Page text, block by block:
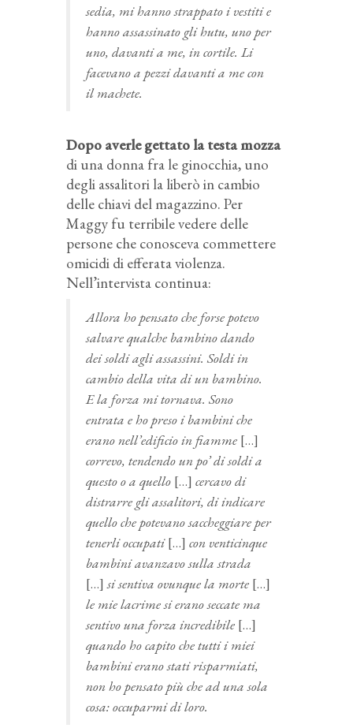
sedia, mi hanno strappato i vestiti e
hanno assassinato gli hutu, uno per
uno, davanti a me, in cortile. Li
facevano a pezzi davanti a me con
il machete.
Dopo averle gettato la testa mozza
di una donna fra le ginocchia, uno
degli assalitori la liberò in cambio
delle chiavi del magazzino. Per
Maggy fu terribile vedere delle
persone che conosceva commettere
omicidi di efferata violenza.
Nell’intervista continua:
Allora ho pensato che forse potevo
salvare qualche bambino dando
dei soldi agli assassini. Soldi in
cambio della vita di un bambino.
E la forza mi tornava. Sono
entrata e ho preso i bambini che
erano nell’edificio in fiamme […]
correvo, tendendo un po’ di soldi a
questo o a quello […] cercavo di
distrarre gli assalitori, di indicare
quello che potevano saccheggiare per
tenerli occupati[…] con venticinque
bambini avanzavo sulla strada
[…] si sentiva ovunque la morte […]
le mie lacrime si erano seccate ma
sentivo una forza incredibile […]
quando ho capito che tutti i miei
bambini erano stati risparmiati,
non ho pensato più che ad una sola
cosa: occuparmi di loro.